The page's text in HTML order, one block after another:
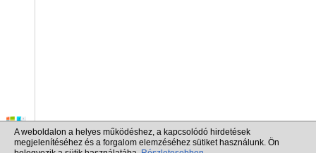
A weboldalon a helyes működéshez, a kapcsolódó hirdetések
megjelenítéséhez és a forgalom elemzéséhez sütiket használunk. Ön